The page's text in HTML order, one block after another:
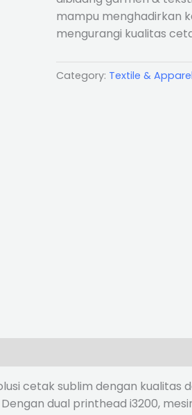
mampu menghadirkan
mengurangi kualitas
Category: Textile & Apparel
cetak sublim dengan kualitas
dual printhead i3200,